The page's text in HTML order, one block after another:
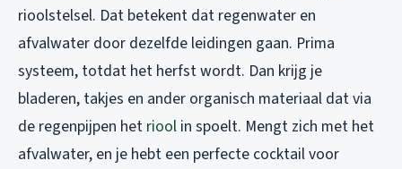
rioolstelsel. Dat betekent dat regenwater en
afvalwater door dezelfde leidingen gaan. Prima
systeem, totdat het herfst wordt. Dan krijg je
bladeren, takjes en ander organisch materiaal dat via
de regenpijpen het riool in spoelt. Mengt zich met het
afvalwater, en je hebt een perfecte cocktail voor